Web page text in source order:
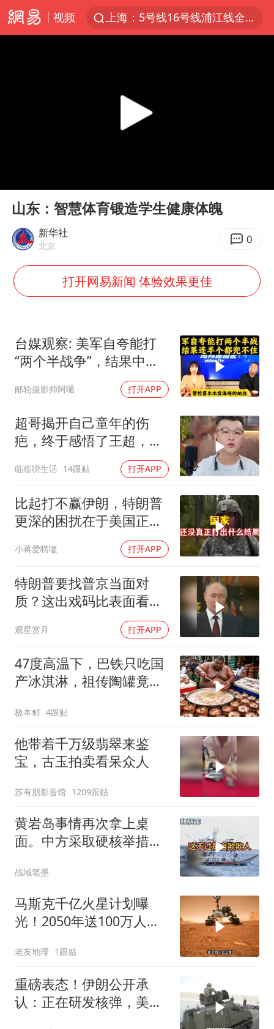
视频
上海：5号线16号线浦江线全线停运
上海有出现龙卷潜势
王艺迪无缘横滨赛决赛
韩军前线部队连曝丑闻
上海大部迎大暴雨
武契奇会见泽连斯基有何意图
笔试第一被劝弃考涉事副校长被撤职
奋力开创中国式现代化建设新局面
Play
山东：智慧体育锻造学生健康体魄
新华社
北京 0
打开网易新闻 体验效果更佳
台媒观察: 美军自夸能打
“两个半战争”，结果中东
这一仗，连半个都兜不住
邮轮摄影师阿嗵 打开APP
超哥揭开自己童年的伤
疤，终于感悟了王超，他
决定接妈妈回来养老
临临唠生活 14跟贴 打开APP
比起打不赢伊朗，特朗普
更深的困扰在于美国正重
小蒋爱唠嗑 打开APP
特朗普要找普京当面对
质？这出戏码比表面看起
观星赏月 打开APP
47度高温下，巴铁只吃国
产冰淇淋，祖传陶罐竟还
极本鲜 4跟贴
他带着千万级翡翠来鉴
宝，古玉拍卖看呆众人
苏有朋影音馆 1209跟贴
黄岩岛事情再次拿上桌
面。中方采取硬核举措，
一起来听听
战域笔墨
马斯克千亿火星计划曝
光！2050年送100万人上
老友地理 1跟贴
重磅表态！伊朗公开承
认：正在研发核弹，美以